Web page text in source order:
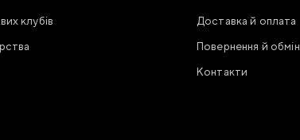
клубів
Доставка й оплата
Повернення й обмін
Контакти